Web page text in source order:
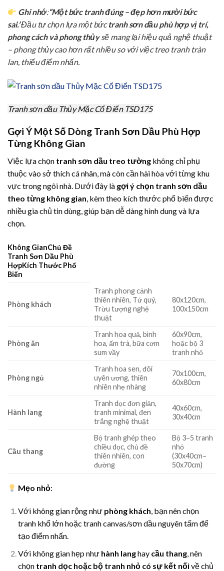
Ghi nhớ:“Một bức tranh đúng – đẹp hơn mười bức
sai.”Đầu tư chọn lựa một bứctranh sơn dầu phù hợp vị trí,
phong cách và phong thủy sẽ mang lại hiệu quả nghệ thuật
– phong thủy cao hơn rất nhiều so với việc treo tranh tràn
lan, thiếu điểm nhấn.
Tranh sơn dầu Thủy Mặc Cổ Điển TSD175
Gợi Ý Một Số Dòng Tranh Sơn Dầu Phù Hợp
Từng Không Gian
Việc lựa chọn tranh sơn dầu treo tường không chỉ phụ
thuộc vào sở thích cá nhân, mà còn cần hài hòa với từng khu
vực trong ngôi nhà. Dưới đây là gợi ý chọn tranh sơn dầu
theo từng không gian , kèm theo kích thước phổ biến được
nhiều gia chủ tin dùng, giúp bạn dễ dàng hình dung và lựa
chọn.
Không GianChủ Đề
Tranh Sơn Dầu Phù
HợpKích Thước Phổ
Biến
Phòng khách
Tranh phong cảnh
thiên nhiên, Tứ quý,
Trừu tượng nghệ
thuật
80x120cm,
100x150cm
Phòng ăn
Tranh hoa quả, bình
hoa, ấm trà, bữa cơm
sum vầy
60x90cm,
hoặc bộ 3
tranh nhỏ
Phòng ngủ
Tranh hoa sen, đôi
uyên ương, thiên
nhiên nhẹ nhàng
70x100cm,
60x80cm
Hành lang
Tranh dọc đơn giản,
tranh minimal, đen
trắng nghệ thuật
40x60cm,
30x40cm
Cầu thang
Bộ tranh ghép theo
chiều dọc, chủ đề
thiên nhiên, con
đường
Bộ 3–5 tranh
nhỏ
(30x40cm–
50x70cm)
Mẹo nhỏ:
Với không gian rộng như phòng khách, bạn nên chọn
tranh khổ lớn hoặc tranh canvas/sơn dầu nguyên tấm để
tạo điểm nhấn.
Với không gian hẹp như hành langhay cầu thang, nên
chọn tranh dọc hoặc bộ tranh nhỏ có sự kết nốivề chủ